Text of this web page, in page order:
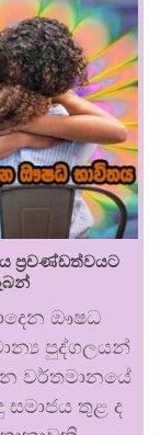
ප්‍රචණ්ඩත්වයට
ඖෂධ
පුද්ගලයන්
වර්තමානයේ
තුළ ද